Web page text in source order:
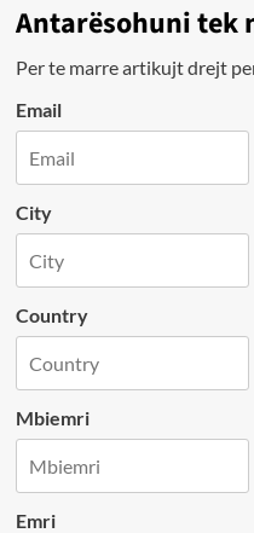
Antarësohuni tek
Per te marre artikujt drejt
Email
City
Country
Mbiemri
Emri